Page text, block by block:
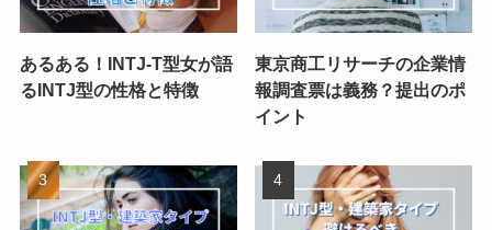
あるある！INTJ-T型女が語
るINTJ型の性格と特徴
東京商工リサーチの企業情
報調査票は義務？提出のポ
イント